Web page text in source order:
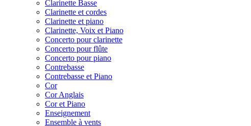
Clarinette Basse
Clarinette et cordes
Clarinette et piano
Clarinette, Voix et Piano
Concerto pour clarinette
Concerto pour flûte
Concerto pour piano
Contrebasse
Contrebasse et Piano
Cor
Cor Anglais
Cor et Piano
Enseignement
Ensemble à vents